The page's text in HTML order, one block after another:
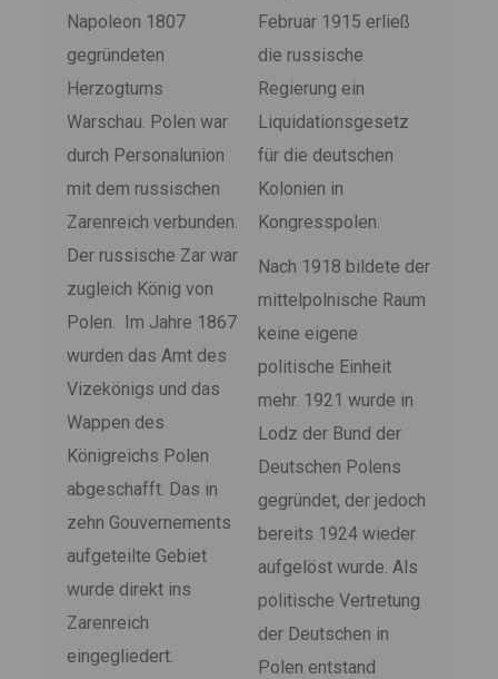
Napoleon 1807
gegründeten
Herzogtums
Warschau. Polen war
durch Personalunion
mit dem russischen
Zarenreich verbunden.
Der russische Zar war
zugleich König von
Polen. Im Jahre 1867
wurden das Amt des
Vizekönigs und das
Wappen des
Königreichs Polen
abgeschafft. Das in
zehn Gouvernements
aufgeteilte Gebiet
wurde direkt ins
Zarenreich
eingegliedert.
Februar 1915 erließ
die russische
Regierung ein
Liquidationsgesetz
für die deutschen
Kolonien in
Kongresspolen.
Nach 1918 bildete der
mittelpolnische Raum
keine eigene
politische Einheit
mehr. 1921 wurde in
Lodz der Bund der
Deutschen Polens
gegründet, der jedoch
bereits 1924 wieder
aufgelöst wurde. Als
politische Vertretung
der Deutschen in
Polen entstand